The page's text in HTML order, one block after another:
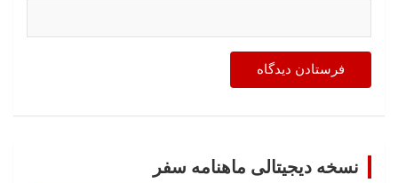
نسخه دیجیتالی ماهنامه سفر